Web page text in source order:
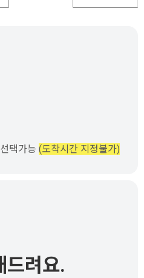
택가능 (도착시간 지정불가)
드려요.